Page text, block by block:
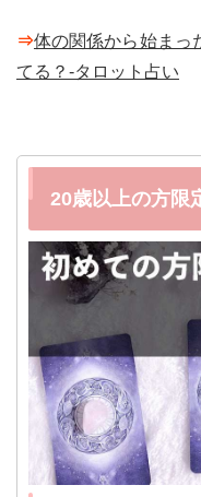
⇒体の関係から始まっ
てる？-タロット占い
20歳以上の方限